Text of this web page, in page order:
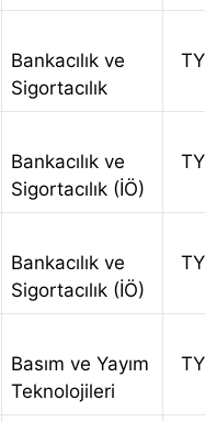
Bankacılık ve
Sigortacılık
Bankacılık ve
Sigortacılık (İÖ)
Bankacılık ve
Sigortacılık (İÖ)
Basım ve Yayım
Teknolojileri